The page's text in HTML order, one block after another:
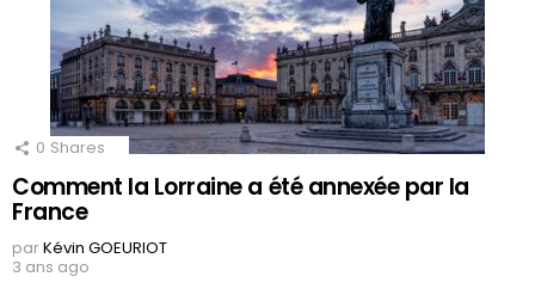
0 Shares
Comment la Lorraine a été annexée par la
France
parKévin GOEURIOT
3 ans ago